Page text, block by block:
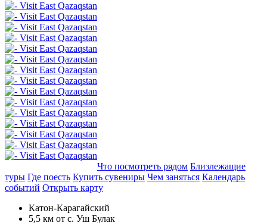
Что посмотреть рядом Близлежащие
туры Где поесть Купить сувениры Чем заняться Календарь
событий Открыть карту
Катон-Карагайский
5,5 км от с. Уш Булак